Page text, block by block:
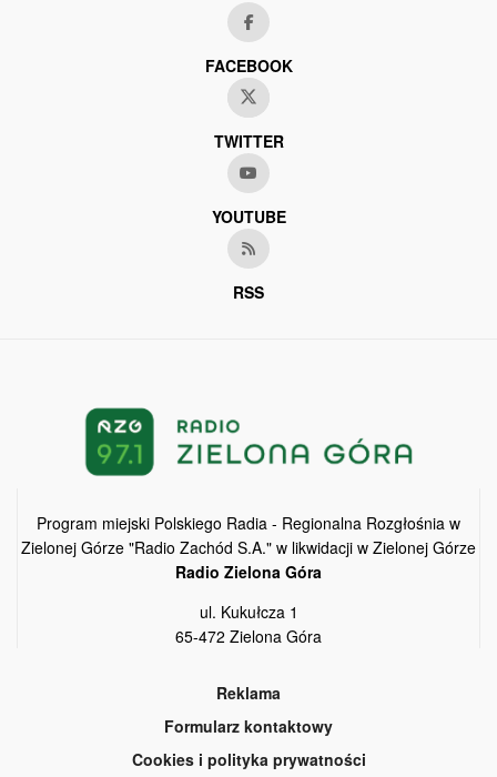
FACEBOOK
TWITTER
YOUTUBE
RSS
Program miejski Polskiego Radia - Regionalna Rozgłośnia w
Zielonej Górze "Radio Zachód S.A." w likwidacji w Zielonej Górze
Radio Zielona Góra
ul. Kukułcza 1
65-472 Zielona Góra
Reklama
Formularz kontaktowy
Cookies i polityka prywatności